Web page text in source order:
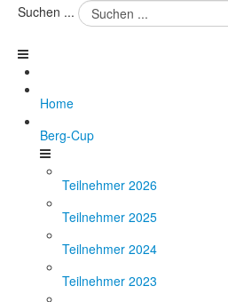
Suchen ...
Home
Berg-Cup
Teilnehmer 2026
Teilnehmer 2025
Teilnehmer 2024
Teilnehmer 2023